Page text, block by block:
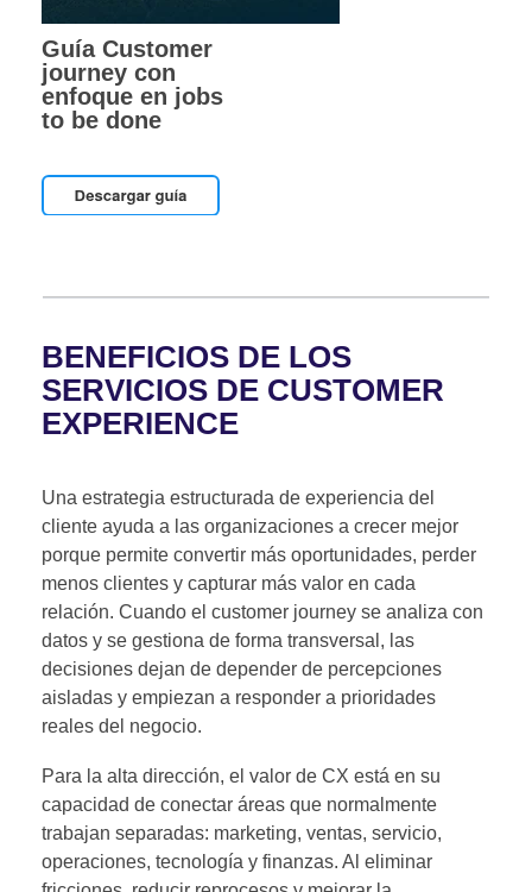
Guía Customer
journey con
enfoque en jobs
to be done
BENEFICIOS DE LOS
SERVICIOS DE CUSTOMER
EXPERIENCE
Una estrategia estructurada de experiencia del
cliente ayuda a las organizaciones a crecer mejor
porque permite convertir más oportunidades, perder
menos clientes y capturar más valor en cada
relación. Cuando el customer journey se analiza con
datos y se gestiona de forma transversal, las
decisiones dejan de depender de percepciones
aisladas y empiezan a responder a prioridades
reales del negocio.
Para la alta dirección, el valor de CX está en su
capacidad de conectar áreas que normalmente
trabajan separadas: marketing, ventas, servicio,
operaciones, tecnología y finanzas. Al eliminar